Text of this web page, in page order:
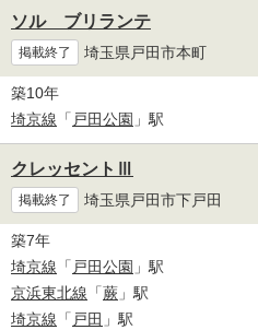
ソル ブリランテ
掲載終了 埼玉県戸田市本町
築10年
埼京線 「 戸田公園 」駅
クレッセントⅢ
掲載終了 埼玉県戸田市下戸田
築7年
埼京線 「 戸田公園 」駅
京浜東北線 「蕨 」駅
埼京線 「 戸田 」駅